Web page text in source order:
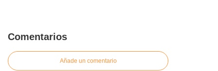
Comentarios
Añade un comentario